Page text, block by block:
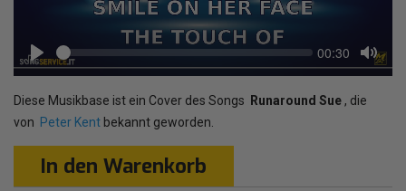
Play
Seek Current
time
00:30
Mute
Diese Musikbase ist ein Cover des Songs Runaround Sue , die
von Peter Kent bekannt geworden.
In den Warenkorb